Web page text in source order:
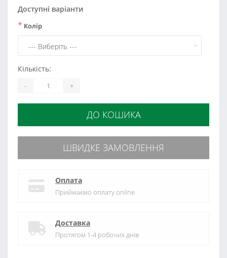
Доступні варіанти
* Колір
Кількість:
- +
ДО КОШИКА
ШВИДКЕ ЗАМОВЛЕННЯ
Оплата
Приймаємо оплату online
Доставка
Протягом 1-4 робочих днів